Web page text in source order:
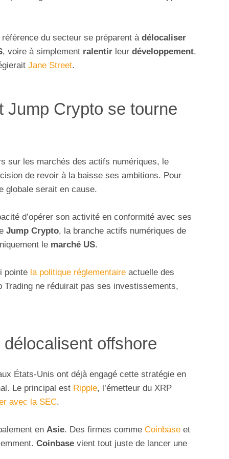
du secteur se préparent à délocaliser
, voire à simplement ralentir leur développement.
Jane Street.
Jump Crypto se tourne
sur les marchés des actifs numériques, le
de revoir à la baisse ses ambitions. Pour
globale serait en cause.
d’opérer son activité en conformité avec ses
Jump Crypto, la branche actifs numériques de
le marché US.
pointe la politique réglementaire actuelle des
Trading ne réduirait pas ses investissements,
offshore
États-Unis ont déjà engagé cette stratégie en
Le principal est Ripple, l’émetteur du XRP
avec la SEC.
en Asie. Des firmes comme Coinbase et
Coinbase vient tout juste de lancer une